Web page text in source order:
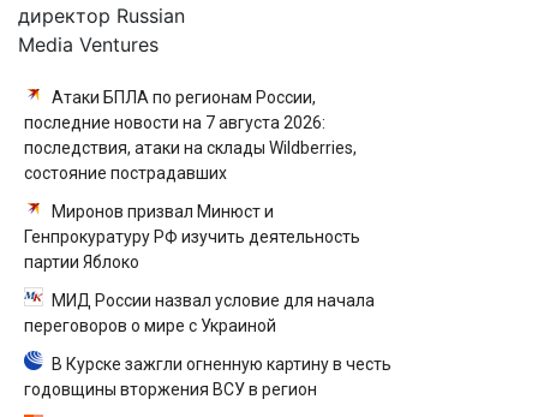
директор Russian
Media Ventures
Атаки БПЛА по регионам России,
последние новости на 7 августа 2026:
последствия, атаки на склады Wildberries,
состояние пострадавших
Миронов призвал Минюст и
Генпрокуратуру РФ изучить деятельность
партии Яблоко
МИД России назвал условие для начала
переговоров о мире с Украиной
В Курске зажгли огненную картину в честь
годовщины вторжения ВСУ в регион